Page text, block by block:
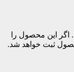
اگر این محصول را
ثبت خواهد شد.